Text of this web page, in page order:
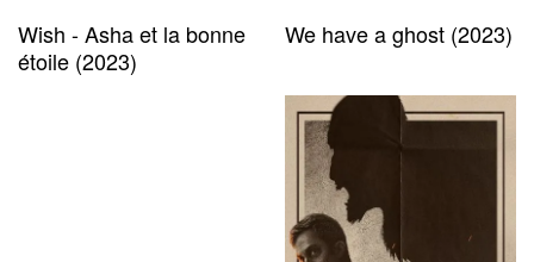
Wish - Asha et la bonne
étoile (2023)
We have a ghost (2023)